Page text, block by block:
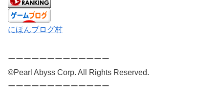
にほんブログ村
ーーーーーーーーーーーーー
©Pearl Abyss Corp. All Rights Reserved.
ーーーーーーーーーーーーー